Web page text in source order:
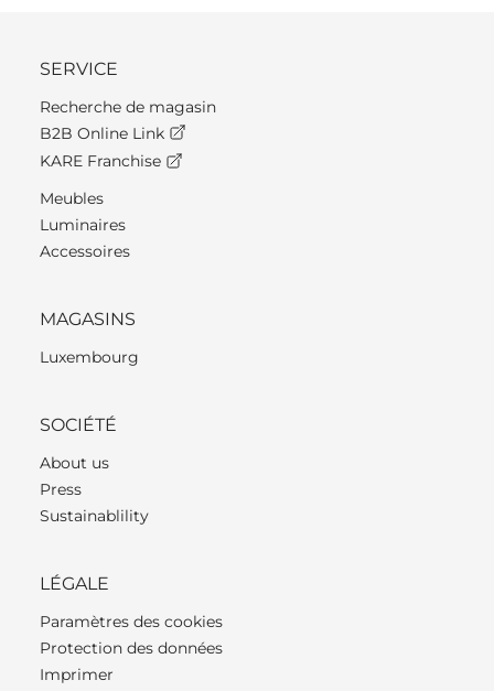
SERVICE
Recherche de magasin
B2B Online Link
KARE Franchise
Meubles
Luminaires
Accessoires
MAGASINS
Luxembourg
SOCIÉTÉ
About us
Press
Sustainablility
LÉGALE
Paramètres des cookies
Protection des données
Imprimer